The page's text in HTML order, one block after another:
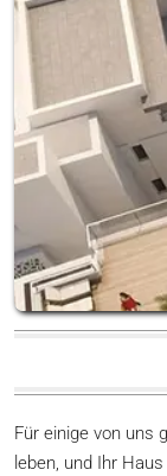
Für einige von uns
leben, und Ihr